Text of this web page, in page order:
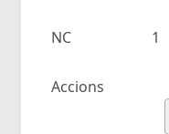
NC 1
Accions